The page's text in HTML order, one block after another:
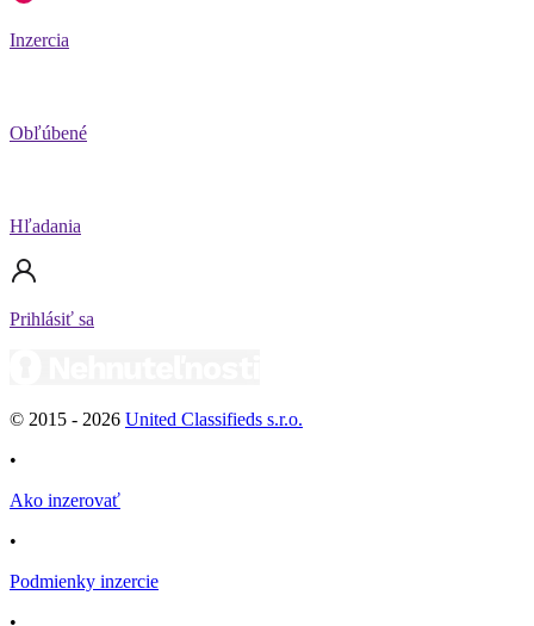
Inzercia
Obľúbené
Hľadania
Prihlásiť sa
© 2015 - 2026 United Classifieds s.r.o.
•
Ako inzerovať
•
Podmienky inzercie